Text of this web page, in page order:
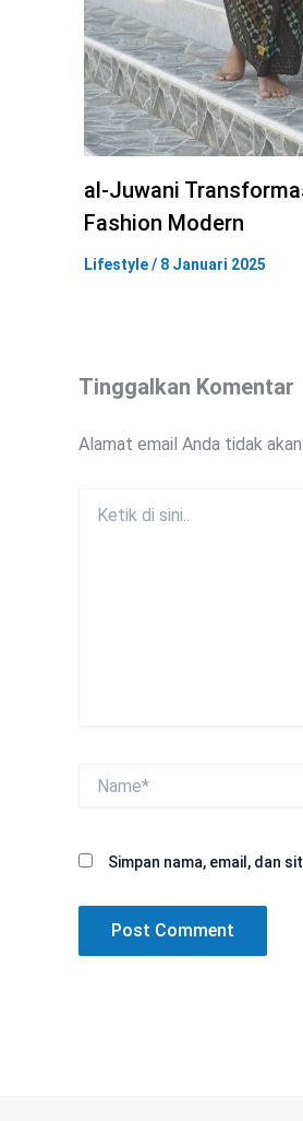
al-Juwani
Fashion Modern
Lifestyle/ 8 Januari 2025
Tinggalkan Komentar
Alamat email Anda tidak
Simpan nama, email, dan